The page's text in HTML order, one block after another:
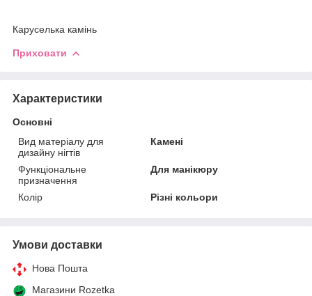
Каруселька камінь
Приховати
Характеристики
Основні
Вид матеріалу для
дизайну нігтів
Камені
Функціональне
призначення
Для манікюру
Колір Різні кольори
Умови доставки
Нова Пошта
Магазини Rozetka